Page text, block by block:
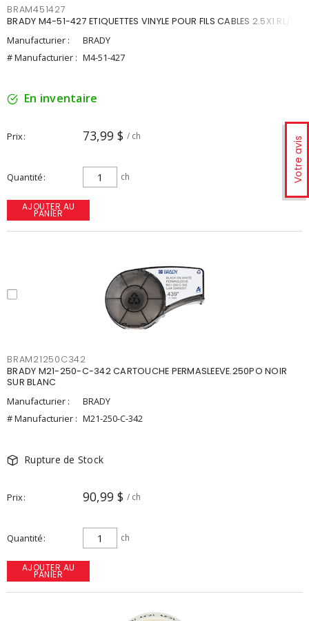
Votre avis
BRAM451427
BRADY M4-51-427 ETIQUETTES VINYLE POUR FILS CABLES 2.5X1 RL/110
Manufacturier :
BRADY
# Manufacturier : M4-51-427
En inventaire
Prix 73,99 $ / ch
Quantité ch
AJOUTER AU
PANIER
BRAM21250C342
BRADY M21-250-C-342 CARTOUCHE PERMASLEEVE.250PO NOIR
SUR BLANC
Manufacturier :
BRADY
# Manufacturier : M21-250-C-342
Rupture de Stock
Prix 90,99 $ / ch
Quantité ch
AJOUTER AU
PANIER